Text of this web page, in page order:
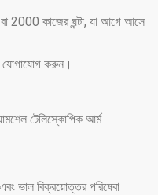
2000 কাজের ঘন্টা, যা আগে আসে
যোগাযোগ করুন।
টেলিস্কোপিক আর্ম
ভাল বিক্রয়োত্তর পরিষেবা